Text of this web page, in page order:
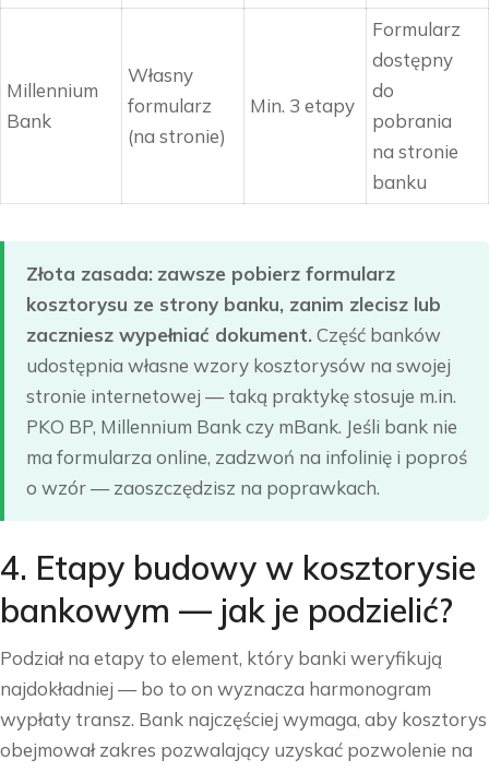
Millennium
Bank
Własny
formularz
(na stronie)
Min. 3 etapy
Formularz
dostępny
do
pobrania
na stronie
banku
Złota zasada: zawsze pobierz formularz
kosztorysu ze strony banku, zanim zlecisz lub
zaczniesz wypełniać dokument. Część banków
udostępnia własne wzory kosztorysów na swojej
stronie internetowej — taką praktykę stosuje m.in.
PKO BP, Millennium Bank czy mBank. Jeśli bank nie
ma formularza online, zadzwoń na infolinię i poproś
o wzór — zaoszczędzisz na poprawkach.
4. Etapy budowy w kosztorysie
bankowym — jak je podzielić?
Podział na etapy to element, który banki weryfikują
najdokładniej — bo to on wyznacza harmonogram
wypłaty transz. Bank najczęściej wymaga, aby kosztorys
obejmował zakres pozwalający uzyskać pozwolenie na